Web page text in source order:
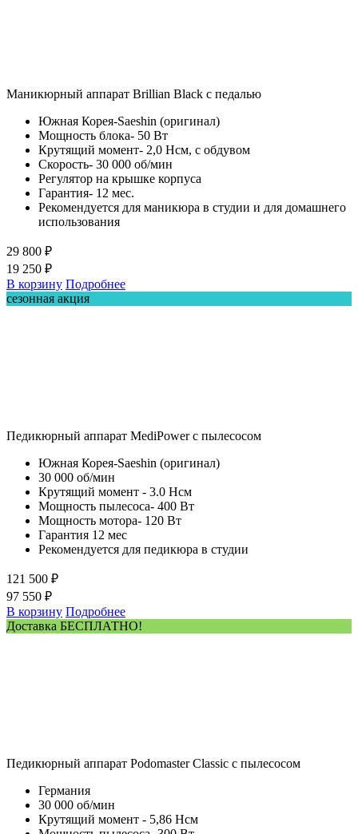
Маникюрный аппарат Brillian Black с педалью
Южная Корея-Saeshin (оригинал)
Мощность блока- 50 Вт
Крутящий момент- 2,0 Нсм, с обдувом
Скорость- 30 000 об/мин
Регулятор на крышке корпуса
Гарантия- 12 мес.
Рекомендуется для маникюра в студии и для домашнего
использования
29 800 ₽
19 250 ₽
В корзину Подробнее
сезонная акция
Педикюрный аппарат MediPower с пылесосом
Южная Корея-Saeshin (оригинал)
30 000 об/мин
Крутящий момент - 3.0 Нсм
Мощность пылесоса- 400 Вт
Мощность мотора- 120 Вт
Гарантия 12 мес
Рекомендуется для педикюра в студии
121 500 ₽
97 550 ₽
В корзину Подробнее
Доставка БЕСПЛАТНО!
Педикюрный аппарат Podomaster Classic с пылесосом
Германия
30 000 об/мин
Крутящий момент - 5,86 Нсм